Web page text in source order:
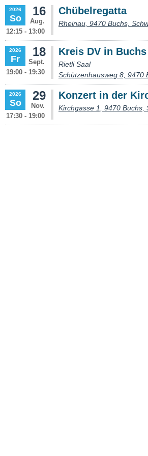
2026
So
16
Aug.
12:15 - 13:00
Chübelregatta
Rheinau, 9470 Buchs,
2026
Fr
18
Sept.
19:00 - 19:30
Kreis DV in Buchs
Rietli Saal
Schützenhausweg 8, 9470
2026
So
29
Nov.
17:30 - 19:00
Konzert in der
Kirchgasse 1, 9470 Buchs,